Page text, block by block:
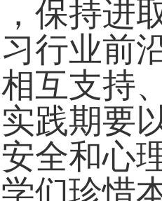
保持进
行业前
互支持
践期要
全和心
们珍惜